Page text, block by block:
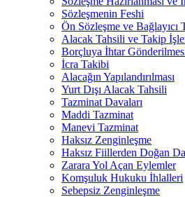
Sözleşmenin Feshi
Ön Sözleşme ve Bağlayıcı
Alacak Tahsili ve Takip
Borçluya İhtar
İcra Takibi
Alacağın Yapılandırılması
Yurt Dışı Alacak Tahsili
Tazminat Davaları
Maddi Tazminat
Manevi Tazminat
Haksız Zenginleşme
Haksız Fiillerden Doğan
Zarara Yol Açan Eylemler
Komşuluk Hukuku İhlalleri
Sebepsiz Zenginleşme